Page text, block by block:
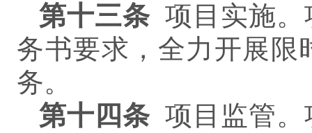
第十三条 项目实施
务书要求，全力开展限
务。
第十四条 项目监管